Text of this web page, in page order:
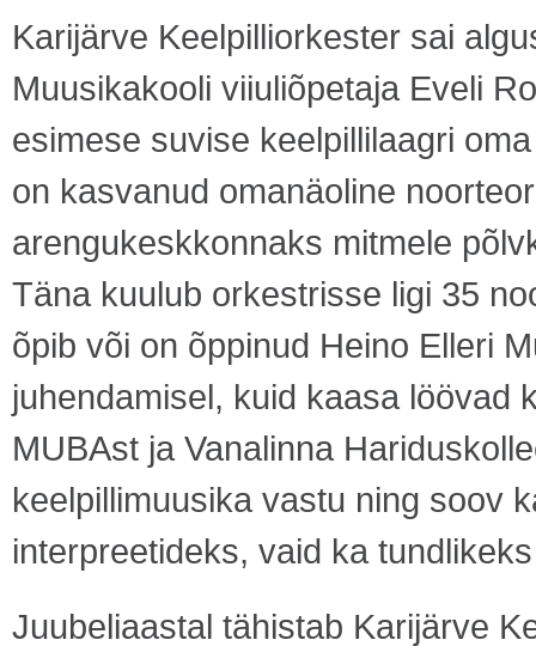
Karijärve Keelpilliorkester sai
Muusikakooli viiuliõpetaja Eveli
esimese suvise keelpillilaagri
on kasvanud omanäoline
arengukeskkonnaks mitmele
Täna kuulub orkestrisse ligi 35
õpib või on õppinud Heino Elleri
juhendamisel, kuid kaasa löövad
MUBAst ja Vanalinna
keelpillimuusika vastu ning soov
interpreetideks, vaid ka
Juubeliaastal tähistab Karijärve